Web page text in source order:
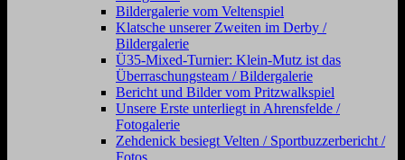
Bildergalerie vom Veltenspiel
Klatsche unserer Zweiten im Derby /
Bildergalerie
Ü35-Mixed-Turnier: Klein-Mutz ist das
Überraschungsteam / Bildergalerie
Bericht und Bilder vom Pritzwalkspiel
Unsere Erste unterliegt in Ahrensfelde /
Fotogalerie
Zehdenick besiegt Velten / Sportbuzzerbericht /
Fotos